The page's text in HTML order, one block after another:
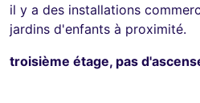
il y a des installations
jardins d'enfants à proximité.
troisième étage, pas